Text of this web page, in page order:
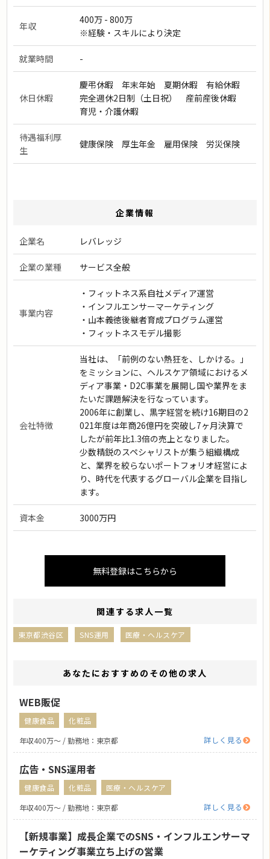
年収
400万 - 800万
※経験・スキルにより決定
就業時間 -
休日休暇
慶弔休暇 年末年始 夏期休暇 有給休暇
完全週休2日制（土日祝） 産前産後休暇
育児・介護休暇
待遇福利厚
生
健康保険 厚生年金 雇用保険 労災保険
企業情報
企業名 レバレッジ
企業の業種 サービス全般
事業内容
・フィットネス系自社メディア運営
・インフルエンサーマーケティング
・山本義徳後継者育成プログラム運営
・フィットネスモデル撮影
会社特徴
当社は、「前例のない熱狂を、しかける。」
をミッションに、ヘルスケア領域におけるメ
ディア事業・D2C事業を展開し国や業界をま
たいだ課題解決を行なっています。
2006年に創業し、黒字経営を続け16期目の2
021年度は年商26億円を突破し7ヶ月決算で
したが前年比1.3倍の売上となりました。
少数精鋭のスペシャリストが集う組織構成
と、業界を絞らないポートフォリオ経営によ
り、時代を代表するグローバル企業を目指し
ます。
資本金 3000万円
無料登録はこちらから
関連する求人一覧
東京都渋谷区 SNS運用 医療・ヘルスケア
あなたにおすすめのその他の求人
WEB販促
健康食品
化粧品
年収400万〜 / 勤務地：東京都
詳しく見る
広告・SNS運用者
健康食品 化粧品
医療・ヘルスケア
年収400万〜 / 勤務地：東京都
詳しく見る
【新規事業】成長企業でのSNS・インフルエンサーマ
ーケティング事業立ち上げの営業